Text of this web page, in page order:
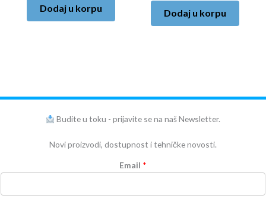
Dodaj u korpu Dodaj u korpu
Budite u toku - prijavite se na naš Newsletter.
Novi proizvodi, dostupnost i tehničke novosti.
Email *